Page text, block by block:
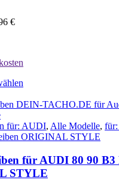
€
weist
Varianten
auf.
Optionen
können
auf
für: AUDI, Alle Modelle,
ORIGINAL STYLE
für AUDI 80 90 B3
STYLE